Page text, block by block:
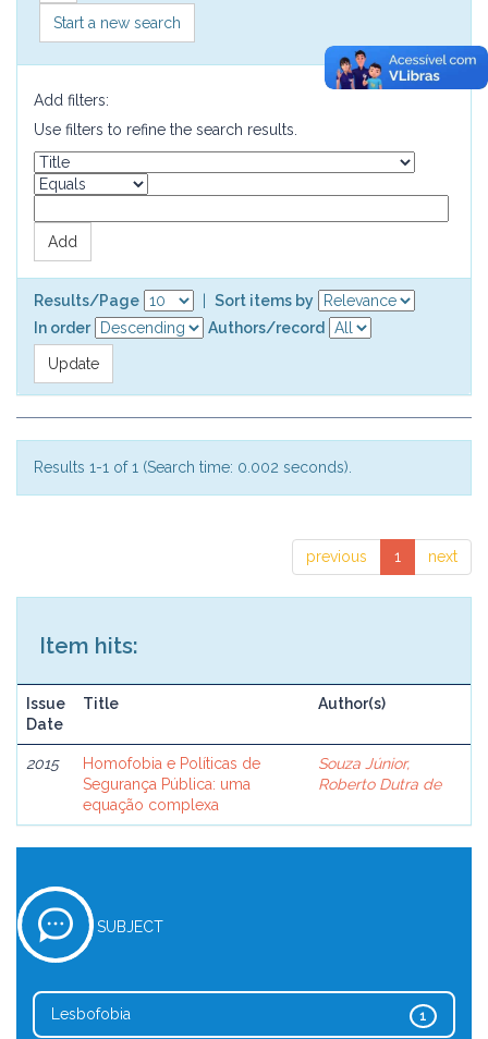
Start a new search
Add filters:
Use filters to refine the search results.
Results/Page
Sort items by
In order
Authors/record
Results 1-1 of 1 (Search time: 0.002 seconds).
previous 1 next
Item hits:
Issue
Date
Title Author(s)
2015
Homofobia e Políticas de
Segurança Pública: uma
equação complexa
Souza Júnior,
Roberto Dutra de
SUBJECT
1
Lesbofobia